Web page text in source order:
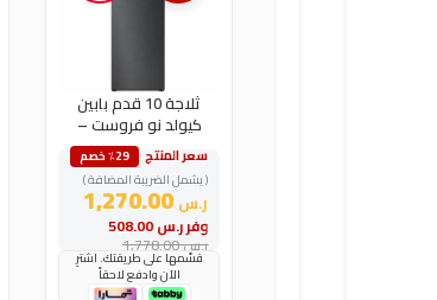
ثلاجة 10 قدم بابين
كيولد نو فروست –
فضيسعر المنتج
٪29 خصم
( يشمل الضريبة المضافة )
ر.س1,270.00
وفرر.س
ر.س1,778.00
قسّمها على طريقتك. اشترِ
الآن وادفع لاحقاً